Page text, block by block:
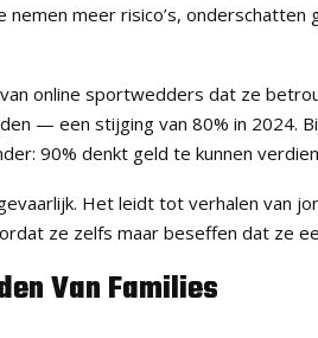
nemen meer risico’s,
online sportwedders dat ze
— een stijging van 80% in 2024.
90% denkt geld te kunnen
Het leidt tot verhalen van
ze zelfs maar beseffen dat ze
Van Families